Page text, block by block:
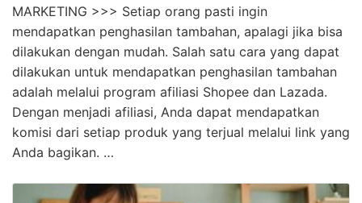
MARKETING >>> Setiap orang pasti ingin
mendapatkan penghasilan tambahan, apalagi jika bisa
dilakukan dengan mudah. Salah satu cara yang dapat
dilakukan untuk mendapatkan penghasilan tambahan
adalah melalui program afiliasi Shopee dan Lazada.
Dengan menjadi afiliasi, Anda dapat mendapatkan
komisi dari setiap produk yang terjual melalui link yang
Anda bagikan. …